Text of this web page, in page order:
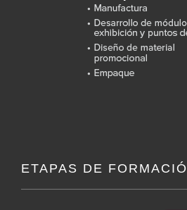
ETAPAS DE